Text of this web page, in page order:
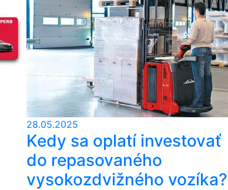
28.05.2025
Kedy sa oplatí investovať
do repasovaného
vysokozdvižného vozíka?